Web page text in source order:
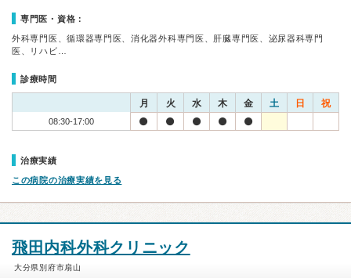
専門医・資格：
外科専門医、循環器専門医、消化器外科専門医、肝臓専門医、泌尿器科専門
医、リハビ…
診療時間
月 火 水 木 金 土 日 祝
08:30-17:00
治療実績
この病院の治療実績を見る
飛田内科外科クリニック
大分県別府市扇山